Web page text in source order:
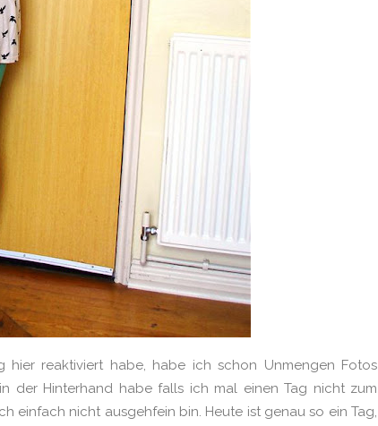
reaktiviert habe, habe ich schon Unmengen Fotos
der Hinterhand habe falls ich mal einen Tag nicht zum
einfach nicht ausgehfein bin. Heute ist genau so ein Tag,